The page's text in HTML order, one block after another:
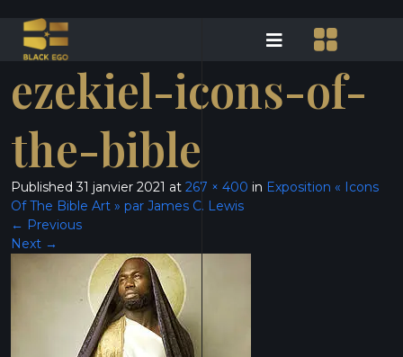
ezekiel-icons-of-
the-bible
Published31 janvier 2021 at 267 × 400 in Exposition « Icons
Of The Bible Art » par James C. Lewis
← Previous
Next →